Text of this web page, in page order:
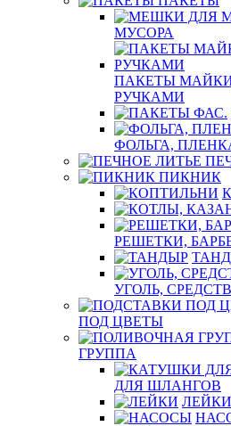
МУСОРА
ПАКЕТЫ
РУЧКАМИ
ФОЛЬГА,
ПИКНИК
РЕШЕТКИ,
УГОЛЬ,
ПОД ЦВЕТЫ
ГРУППА
ДЛЯ ШЛАНГОВ
ЛЕЙКИ